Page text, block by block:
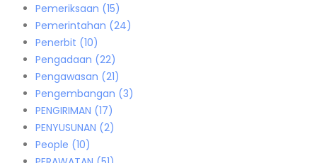
Pemeriksaan (15)
Pemerintahan (24)
Penerbit (10)
Pengadaan (22)
Pengawasan (21)
Pengembangan (3)
PENGIRIMAN (17)
PENYUSUNAN (2)
People (10)